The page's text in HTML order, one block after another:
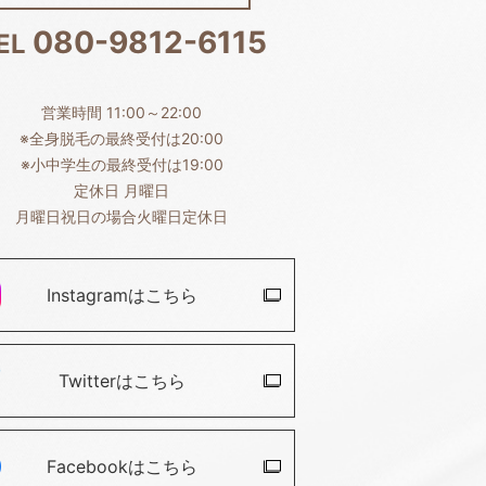
080-9812-6115
営業時間 11:00～22:00
※全身脱毛の最終受付は20:00
※小中学生の最終受付は19:00
定休日 月曜日
月曜日祝日の場合火曜日定休日
Instagramはこちら
Twitterはこちら
Facebookはこちら